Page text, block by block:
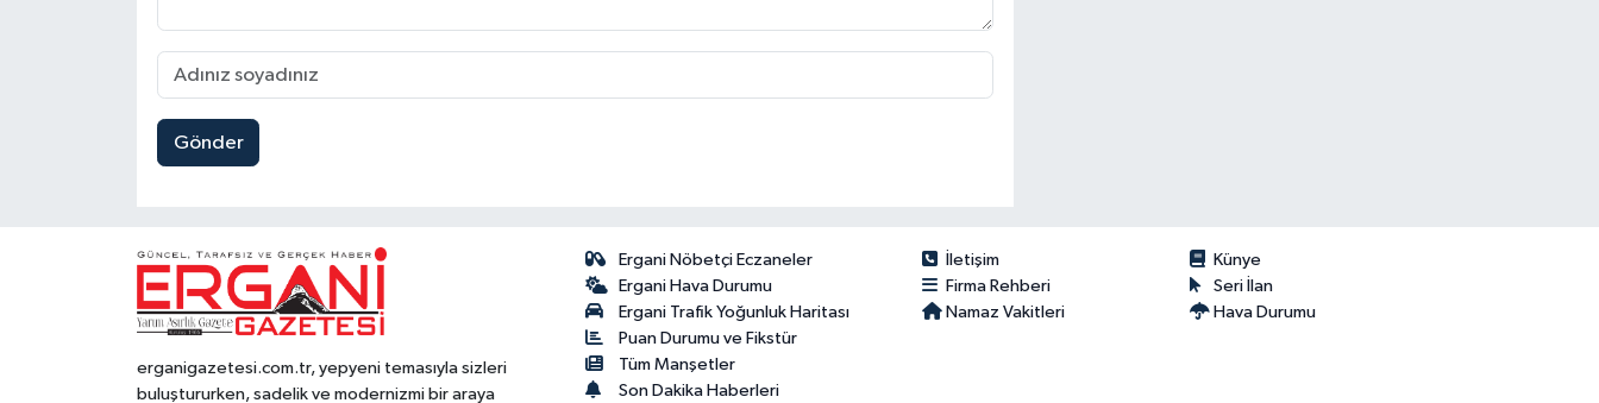
Gönder
erganigazetesi.com.tr, yepyeni temasıyla sizleri
buluştururken, sadelik ve modernizmi bir araya
Ergani Nöbetçi Eczaneler
Ergani Hava Durumu
Ergani Trafik Yoğunluk Haritası
Puan Durumu ve Fikstür
Tüm Manşetler
Son Dakika Haberleri
İletişim
Künye
Firma Rehberi
Seri İlan
Namaz Vakitleri
Hava Durumu